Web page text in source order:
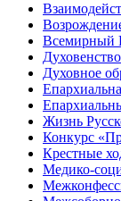
Всемирный
Духовенство
Духовное
Жизнь
Конкурс
Крестные
Медико-